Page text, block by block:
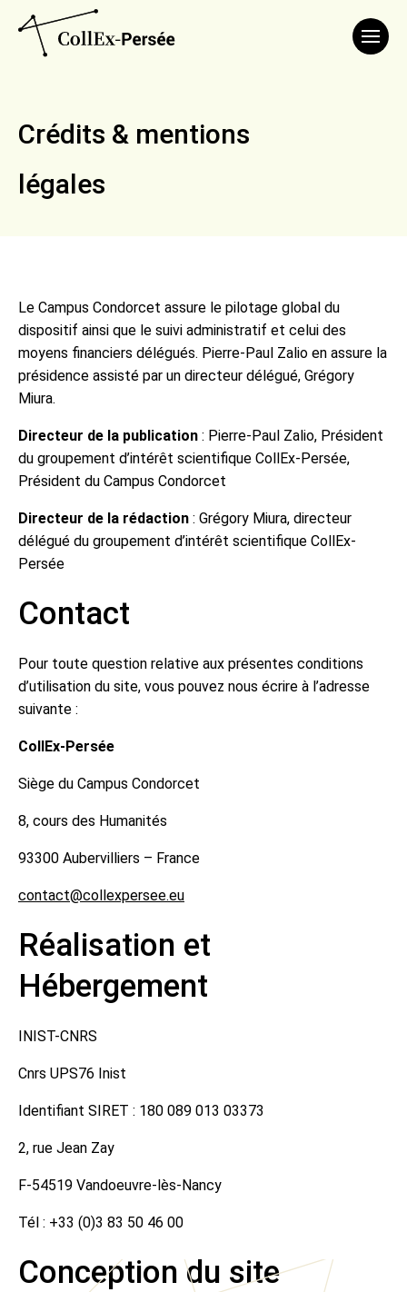
Crédits & mentions
légales
Le Campus Condorcet assure le pilotage global du
dispositif ainsi que le suivi administratif et celui des
moyens financiers délégués. Pierre-Paul Zalio en assure la
présidence assisté par un directeur délégué, Grégory
Miura.
Directeur de la publication : Pierre-Paul Zalio, Président
du groupement d’intérêt scientifique CollEx-Persée,
Président du Campus Condorcet
Directeur de la rédaction : Grégory Miura, directeur
délégué du groupement d’intérêt scientifique CollEx-
Persée
Contact
Pour toute question relative aux présentes conditions
d’utilisation du site, vous pouvez nous écrire à l’adresse
suivante :
CollEx-Persée
Siège du Campus Condorcet
8, cours des Humanités
93300 Aubervilliers – France
contact@collexpersee.eu
Réalisation et
Hébergement
INIST-CNRS
Cnrs UPS76 Inist
Identifiant SIRET : 180 089 013 03373
2, rue Jean Zay
F-54519 Vandoeuvre-lès-Nancy
Tél : +33 (0)3 83 50 46 00
Conception du site